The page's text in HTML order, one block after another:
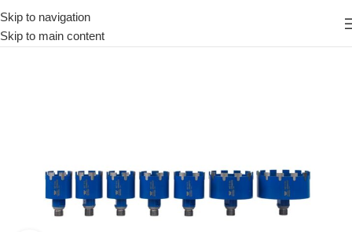
Skip to navigation
Skip to main content